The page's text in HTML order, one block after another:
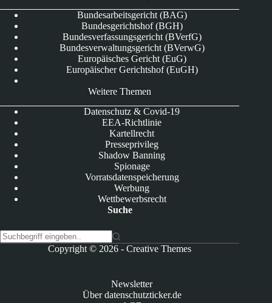
Bundesarbeitsgericht (BAG)
Bundesgerichtshof (BGH)
Bundesverfassungsgericht (BVerfG)
Bundesverwaltungsgericht (BVerwG)
Europäisches Gericht (EuG)
Europäischer Gerichtshof (EuGH)
Weitere Themen
Datenschutz & Covid-19
EEA-Richtlinie
Kartellrecht
Presseprivileg
Shadow Banning
Spionage
Vorratsdatenspeicherung
Werbung
Wettbewerbsrecht
Suche
Copyright © 2026 -Creative Themes
Newsletter
Über datenschutzticker.de